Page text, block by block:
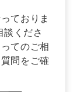
ておりま
くださ
てのご相
問をご確